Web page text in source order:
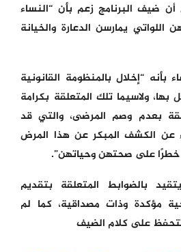
ضيف البرنامج زعم بأن “النساء
اللواتي يمارسن الدعارة والخيانة
بأنه “إخلال بالمنظومة القانونية
بها، ولاسيما تلك المتعلقة بكرامة
بعدم وصم المرضى، والتي قد
عن الكشف المبكر عن هذا المرض
على صحتهن وحياتهن”.
بالضوابط المتعلقة بتقديم
مؤكدة وذات مصداقية، كما لم
تتحفظ على كلام الضيف